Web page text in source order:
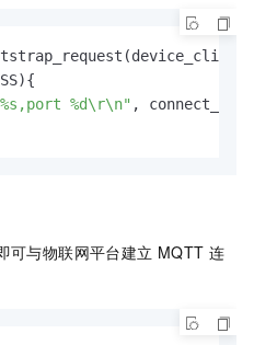
%d\r\n" ,
可与物联网平台建立 MQTT 连